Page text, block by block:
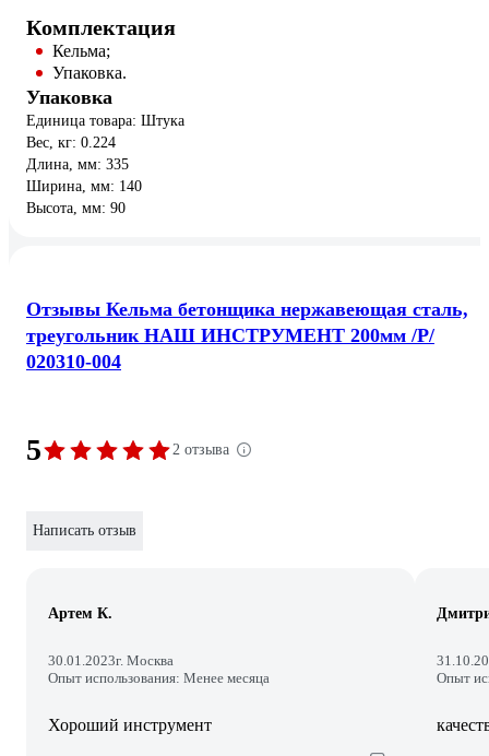
Комплектация
Кельма;
Упаковка.
Упаковка
Единица товара: Штука
Вес, кг: 0.224
Длина, мм: 335
Ширина, мм: 140
Высота, мм: 90
Отзывы Кельма бетонщика нержавеющая сталь,
треугольник НАШ ИНСТРУМЕНТ 200мм /Р/
020310-004
5 2 отзыва
Написать отзыв
Артем К.
30.01.2023г. Москва
Опыт использования: Менее месяца
Хороший инструмент
Опыт